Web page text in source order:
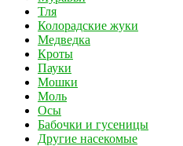
Тля
Колорадские жуки
Медведка
Кроты
Пауки
Мошки
Моль
Осы
Бабочки и гусеницы
Другие насекомые